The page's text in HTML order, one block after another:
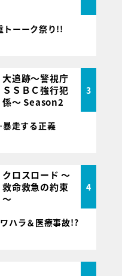
トーーク祭り!!
大追跡～警視庁
ＳＳＢＣ強行犯
係～ Season2
3
走する正義
クロスロード ～
救命救急の約束
～
4
ハラ＆医療事故!?